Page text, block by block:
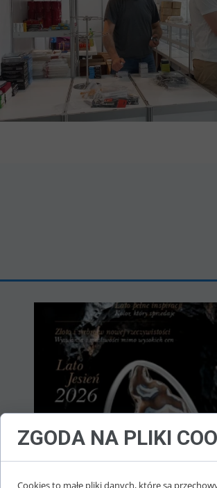
ZGODA NA PLIKI
Cookies to małe pliki danych, które są